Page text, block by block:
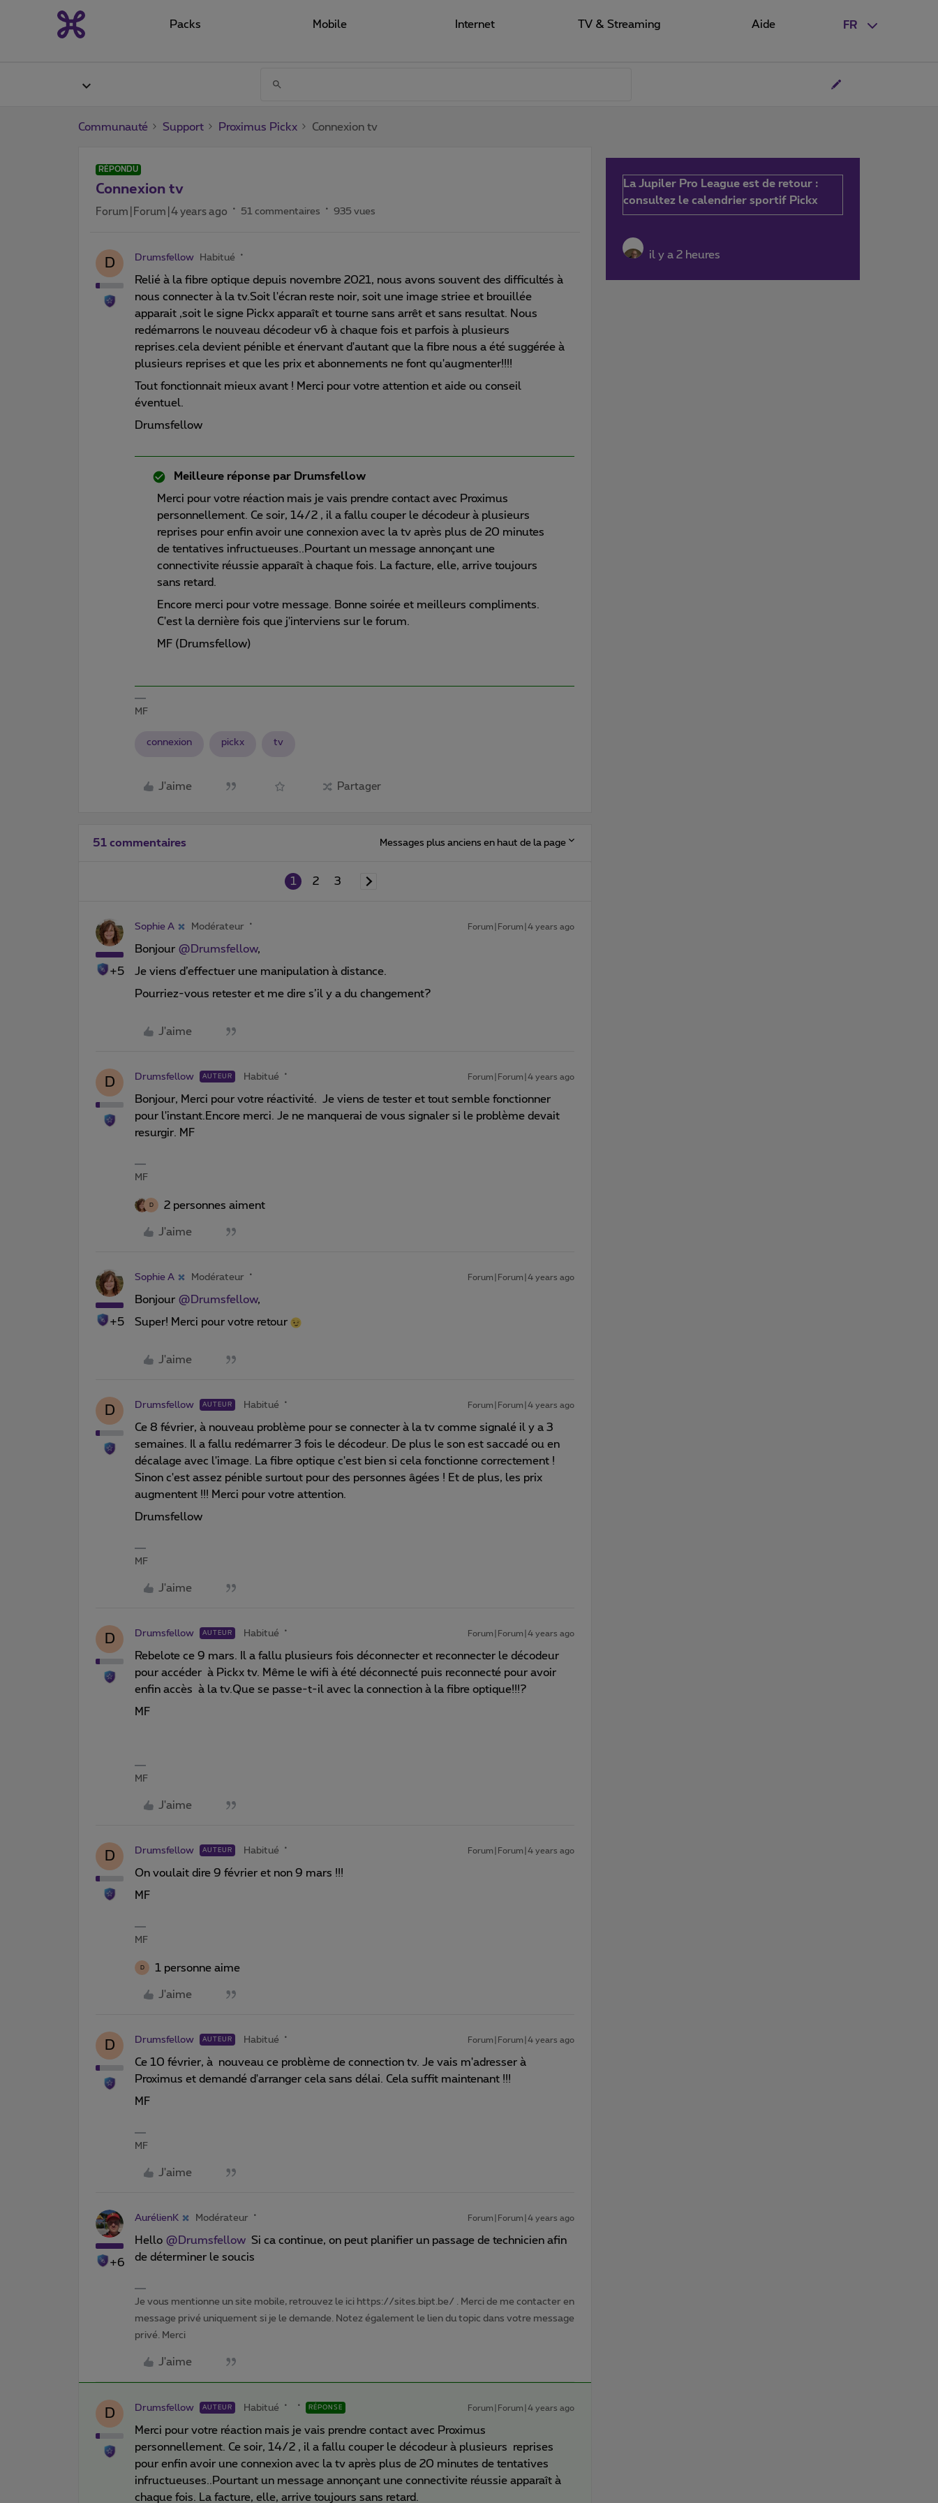
FR
Packs Mobile Internet TV & Streaming Aide
Communauté Support Proximus Pickx Connexion tv
RÉPONDU
Connexion tv
Forum|Forum|4 years ago 51 commentaires 935 vues
D Drumsfellow Habitué
Relié à la fibre optique depuis novembre 2021, nous avons souvent des difficultés à
nous connecter à la tv.Soit l'écran reste noir, soit une image striee et brouillée
apparait ,soit le signe Pickx apparaît et tourne sans arrêt et sans resultat. Nous
redémarrons le nouveau décodeur v6 à chaque fois et parfois à plusieurs
reprises.cela devient pénible et énervant d'autant que la fibre nous a été suggérée à
plusieurs reprises et que les prix et abonnements ne font qu'augmenter!!!!
Tout fonctionnait mieux avant ! Merci pour votre attention et aide ou conseil
éventuel.
Drumsfellow
Meilleure réponse par Drumsfellow
Merci pour votre réaction mais je vais prendre contact avec Proximus
personnellement. Ce soir, 14/2 , il a fallu couper le décodeur à plusieurs
reprises pour enfin avoir une connexion avec la tv après plus de 20 minutes
de tentatives infructueuses..Pourtant un message annonçant une
connectivite réussie apparaît à chaque fois. La facture, elle, arrive toujours
sans retard.
Encore merci pour votre message. Bonne soirée et meilleurs compliments.
C'est la dernière fois que j'interviens sur le forum.
MF (Drumsfellow)
MF
connexion pickx tv
J'aime Partager
51 commentaires Messages plus anciens en haut de la page
1 2 3
+5
Sophie A Modérateur Forum|Forum|4 years ago
Bonjour @Drumsfellow,
Je viens d’effectuer une manipulation à distance.
Pourriez-vous retester et me dire s’il y a du changement?
J'aime
D Drumsfellow AUTEUR Habitué Forum|Forum|4 years ago
Bonjour, Merci pour votre réactivité. Je viens de tester et tout semble fonctionner
pour l'instant.Encore merci. Je ne manquerai de vous signaler si le problème devait
resurgir. MF
MF
D 2 personnes aiment
J'aime
+5
Sophie A Modérateur Forum|Forum|4 years ago
Bonjour @Drumsfellow,
Super! Merci pour votre retour
J'aime
D Drumsfellow AUTEUR Habitué Forum|Forum|4 years ago
Ce 8 février, à nouveau problème pour se connecter à la tv comme signalé il y a 3
semaines. Il a fallu redémarrer 3 fois le décodeur. De plus le son est saccadé ou en
décalage avec l'image. La fibre optique c'est bien si cela fonctionne correctement !
Sinon c'est assez pénible surtout pour des personnes âgées ! Et de plus, les prix
augmentent !!! Merci pour votre attention.
Drumsfellow
MF
J'aime
D Drumsfellow AUTEUR Habitué Forum|Forum|4 years ago
Rebelote ce 9 mars. Il a fallu plusieurs fois déconnecter et reconnecter le décodeur
pour accéder à Pickx tv. Même le wifi à été déconnecté puis reconnecté pour avoir
enfin accès à la tv.Que se passe-t-il avec la connection à la fibre optique!!!?
MF
MF
J'aime
D Drumsfellow AUTEUR Habitué Forum|Forum|4 years ago
On voulait dire 9 février et non 9 mars !!!
MF
MF
D 1 personne aime
J'aime
D Drumsfellow AUTEUR Habitué Forum|Forum|4 years ago
Ce 10 février, à nouveau ce problème de connection tv. Je vais m'adresser à
Proximus et demandé d'arranger cela sans délai. Cela suffit maintenant !!!
MF
MF
J'aime
+6
AurélienK Modérateur Forum|Forum|4 years ago
Hello @Drumsfellow Si ca continue, on peut planifier un passage de technicien afin
de déterminer le soucis
Je vous mentionne un site mobile, retrouvez le ici https://sites.bipt.be/ . Merci de me contacter en
message privé uniquement si je le demande. Notez également le lien du topic dans votre message
privé. Merci
J'aime
D Drumsfellow AUTEUR Habitué RÉPONSE Forum|Forum|4 years ago
Merci pour votre réaction mais je vais prendre contact avec Proximus
personnellement. Ce soir, 14/2 , il a fallu couper le décodeur à plusieurs reprises
pour enfin avoir une connexion avec la tv après plus de 20 minutes de tentatives
infructueuses..Pourtant un message annonçant une connectivite réussie apparaît à
chaque fois. La facture, elle, arrive toujours sans retard.
La Jupiler Pro League est de retour :
consultez le calendrier sportif Pickx
il y a 2 heures